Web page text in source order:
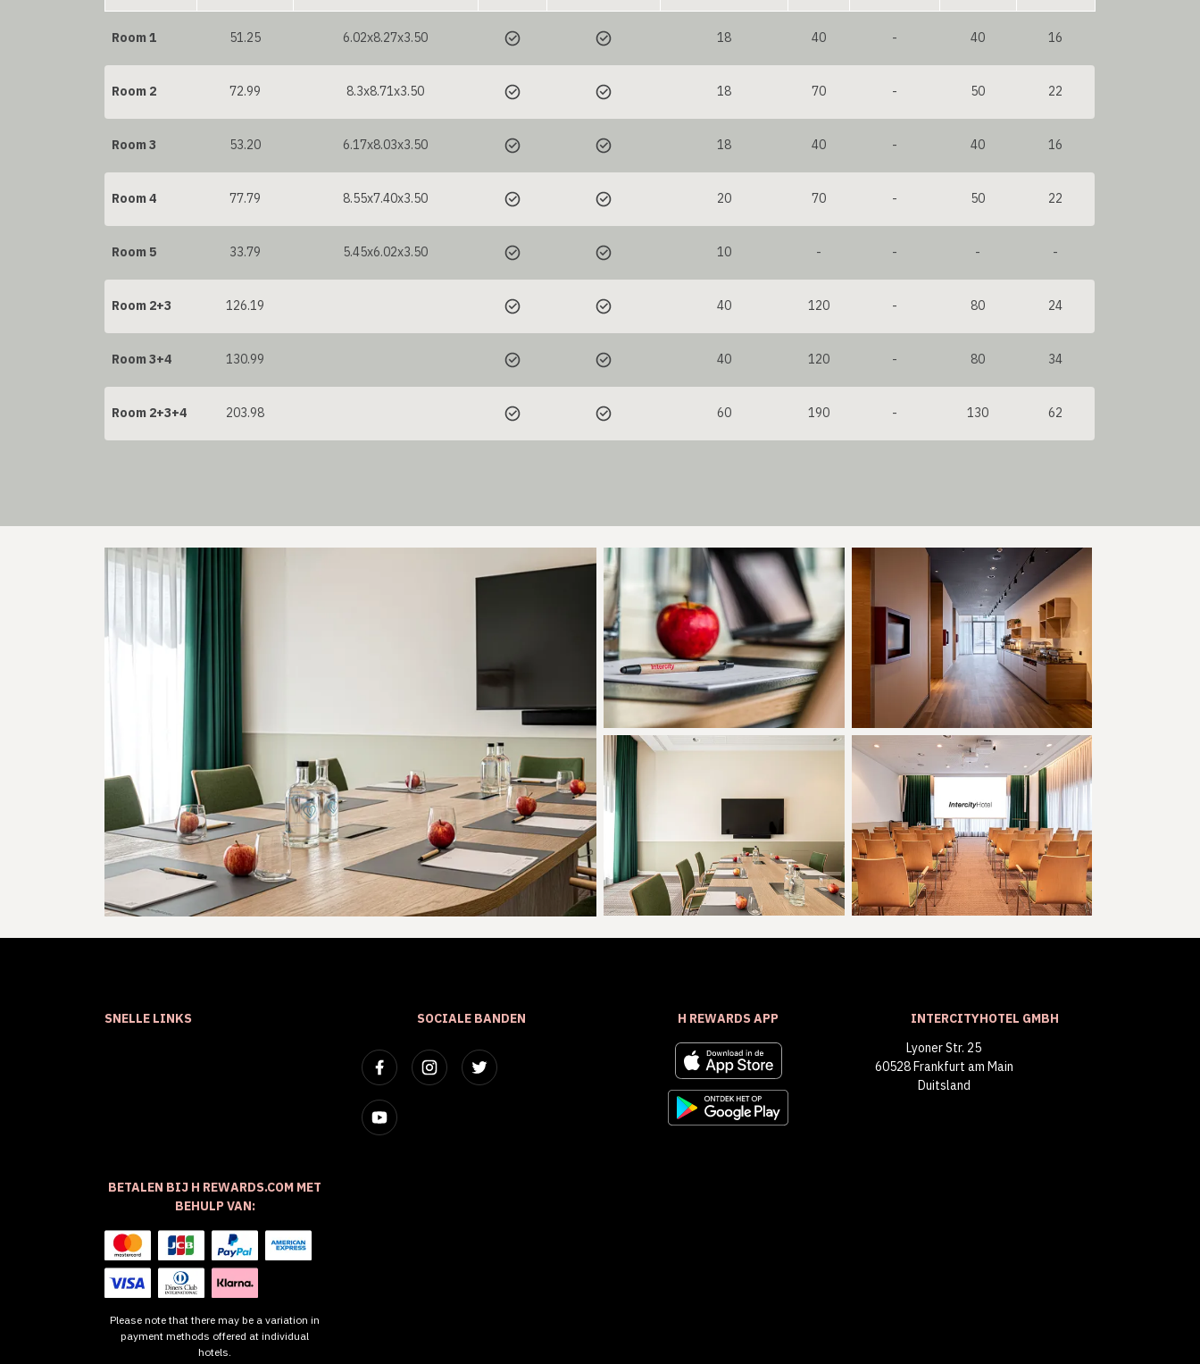
Room 1 51.25 6.02x8.27x3.50 18 40 - 40 16
Room 2 72.99 8.3x8.71x3.50 18 70 - 50 22
Room 3 53.20 6.17x8.03x3.50 18 40 - 40 16
Room 4 77.79 8.55x7.40x3.50 20 70 - 50 22
Room 5 33.79 5.45x6.02x3.50 10 - - - -
Room 2+3 126.19 40 120 - 80 24
Room 3+4 130.99 40 120 - 80 34
Room 2+3+4 203.98 60 190 - 130 62
SNELLE LINKS SOCIALE BANDEN H REWARDS APP
INTERCITYHOTEL GMBH
Lyoner Str. 25
60528 Frankfurt am Main
Duitsland
BETALEN BIJ H REWARDS.COM MET
BEHULP VAN:
Please note that there may be a variation in
payment methods offered at individual
hotels.